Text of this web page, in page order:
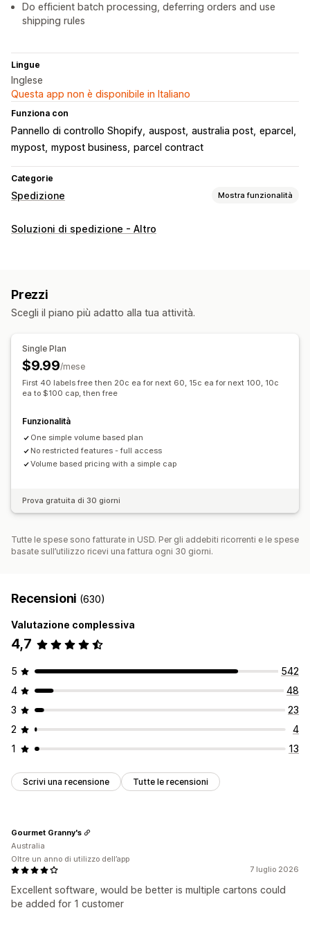
Do efficient batch processing, deferring orders and use
shipping rules
Lingue
Inglese
Questa app non è disponibile in Italiano
Funziona con
Pannello di controllo Shopify auspost australia post eparcel
mypost mypost business parcel contract
Categorie
Spedizione Mostra funzionalità
Etichette e imballaggio
Gestione delle spedizioni
Soluzioni di spedizione - Altro
Prezzi
Scegli il piano più adatto alla tua attività.
Single Plan
$9.99/mese
First 40 labels free then 20c ea for next 60, 15c ea for next 100, 10c
ea to $100 cap, then free
Funzionalità
One simple volume based plan
No restricted features - full access
Volume based pricing with a simple cap
Prova gratuita di 30 giorni
Tutte le spese sono fatturate in USD. Per gli addebiti ricorrenti e le spese
basate sull’utilizzo ricevi una fattura ogni 30 giorni.
Recensioni (630)
Valutazione complessiva
4,7
5
542
4
48
3
23
2
4
1
13
Scrivi una recensione Tutte le recensioni
7 luglio 2026
Excellent software, would be better is multiple cartons could
be added for 1 customer
Gourmet Granny's
Australia
Oltre un anno di utilizzo dell’app